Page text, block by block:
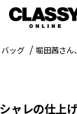
バッグ 堀田茜さん
ャレの仕上